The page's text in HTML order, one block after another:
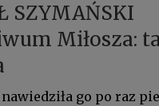
SZYMAŃSKI
Miłosza:
go po raz